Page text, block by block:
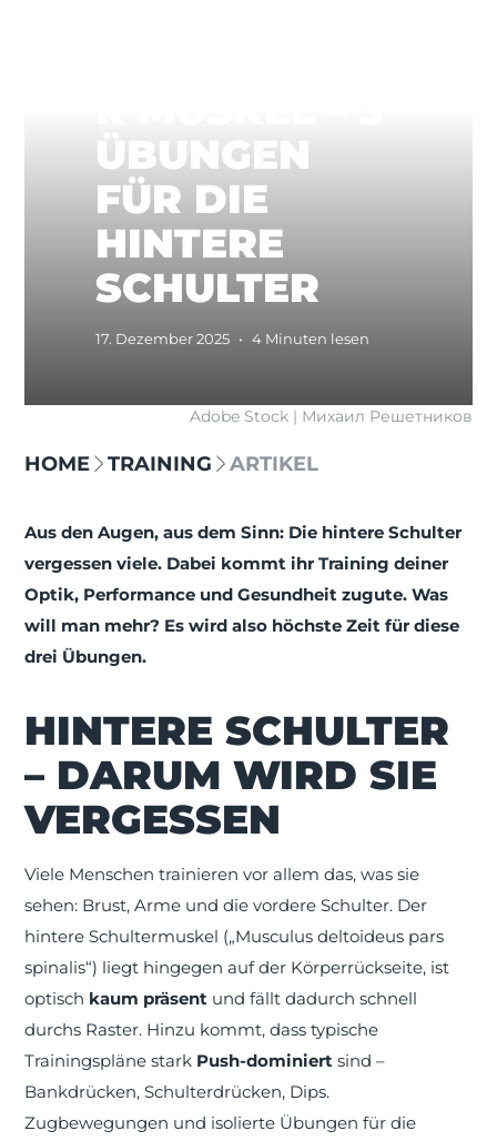
ÜBUNGEN
FÜR DIE
HINTERE
SCHULTER
17. Dezember 2025 • 4 Minuten lesen
Adobe Stock | Михаил Решетников
HOME TRAINING ARTIKEL
Aus den Augen, aus dem Sinn: Die hintere Schulter
vergessen viele. Dabei kommt ihr Training deiner
Optik, Performance und Gesundheit zugute. Was
will man mehr? Es wird also höchste Zeit für diese
drei Übungen.
HINTERE SCHULTER
– DARUM WIRD SIE
VERGESSEN
Viele Menschen trainieren vor allem das, was sie
sehen: Brust, Arme und die vordere Schulter. Der
hintere Schultermuskel („Musculus deltoideus pars
spinalis“) liegt hingegen auf der Körperrückseite, ist
optisch kaum präsent und fällt dadurch schnell
durchs Raster. Hinzu kommt, dass typische
Trainingspläne stark Push-dominiert sind –
Bankdrücken, Schulterdrücken, Dips.
Zugbewegungen und isolierte Übungen für die